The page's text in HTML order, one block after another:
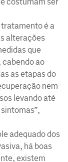
costumam ser
tratamento é a
alterações
que
cabendo ao
as etapas do
nem
levando até
adequado dos
há boas
existem